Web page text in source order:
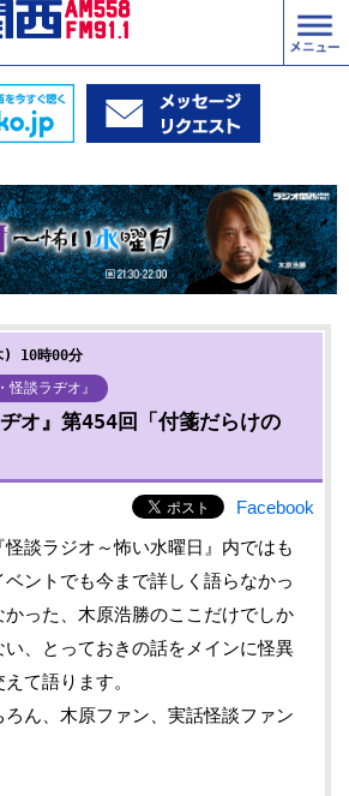
) 10時00分
怪談ラヂオ』
ヂオ』第454回「付箋だらけの
Facebook
談ラジオ～怖い水曜日』内ではも
ントでも今まで詳しく語らなかっ
った、木原浩勝のここだけでしか
い、とっておきの話をメインに怪異
て語ります。
ん、木原ファン、実話怪談ファン